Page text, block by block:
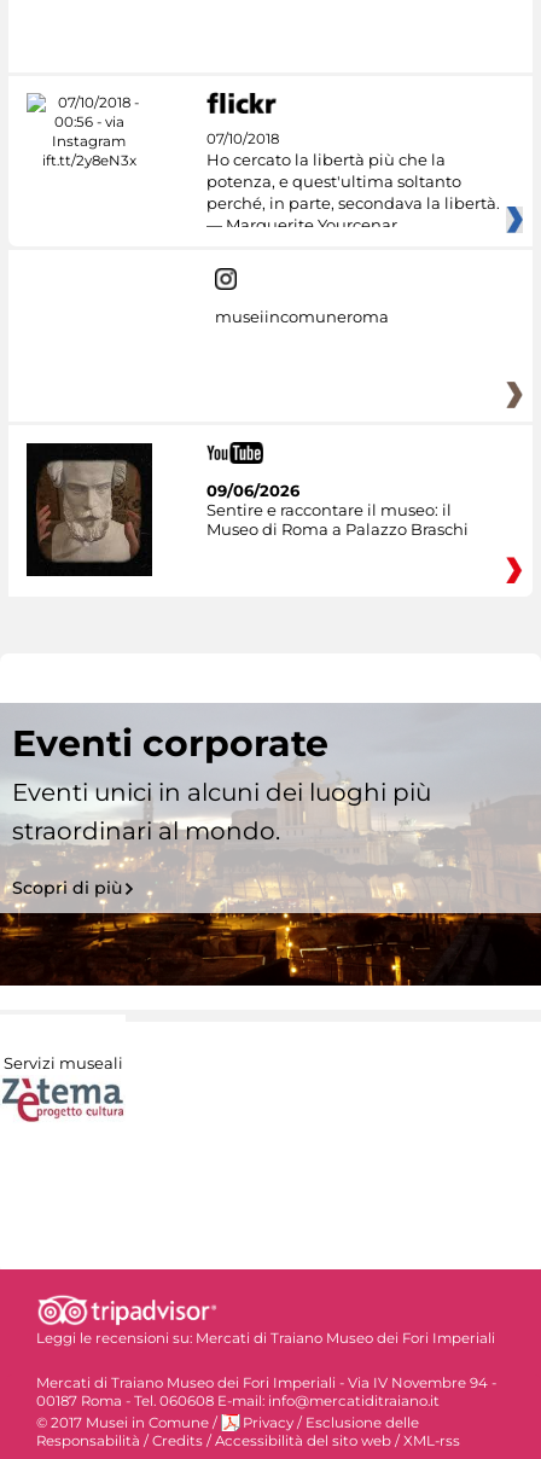
07/10/2018
Ho cercato la libertà più che la
potenza, e quest'ultima soltanto
perché, in parte, secondava la libertà.
— Marguerite Yourcenar
museiincomuneroma
09/06/2026
Sentire e raccontare il museo: il
Museo di Roma a Palazzo Braschi
Eventi corporate
Eventi unici in alcuni dei luoghi più
straordinari al mondo.
Scopri di più
Servizi museali
Leggi le recensioni su: Mercati di Traiano Museo dei Fori Imperiali
Mercati di Traiano Museo dei Fori Imperiali - Via IV Novembre 94 -
00187 Roma - Tel. 060608 E-mail: info@mercatiditraiano.it
© 2017 Musei in Comune / Privacy / Esclusione delle
Responsabilità / Credits / Accessibilità del sito web / XML-rss